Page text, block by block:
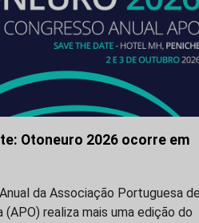
Otoneuro 2026 ocorre em
da Associação Portuguesa de
(APO) realiza mais uma edição do